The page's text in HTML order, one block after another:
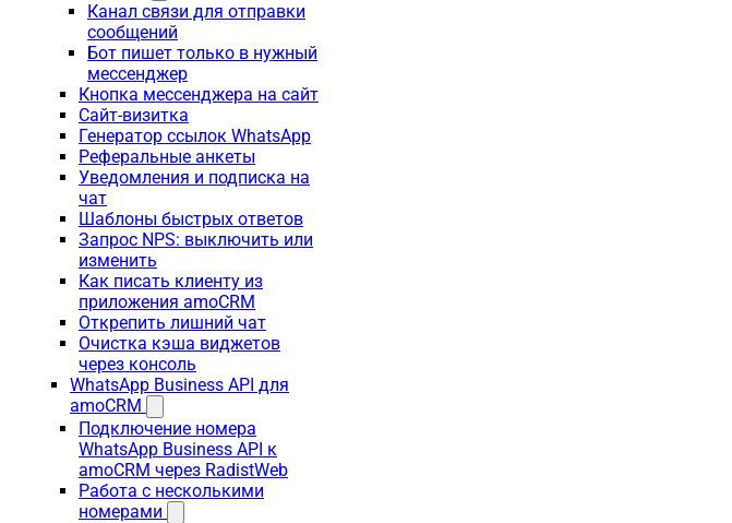
Канал связи для отправки
сообщений
Бот пишет только в нужный
мессенджер
Кнопка мессенджера на сайт
Сайт-визитка
Генератор ссылок WhatsApp
Реферальные анкеты
Уведомления и подписка на
чат
Шаблоны быстрых ответов
Запрос NPS: выключить или
изменить
Как писать клиенту из
приложения amoCRM
Открепить лишний чат
Очистка кэша виджетов
через консоль
WhatsApp Business API для
amoCRM
Подключение номера
WhatsApp Business API к
amoCRM через RadistWeb
Работа с несколькими
номерами